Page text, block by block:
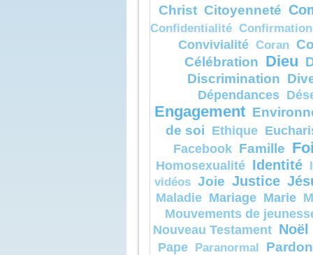
voix disait :
aimé,
en qui je
écoutez-le
Quand ils
les
contre
crainte.
Jésus
toucha et
«
sans
Levant
ils ne
sinon lui,
En
montagne,
Jésus leur
« Ne
personne,
avant
soit
morts. »
Christ Citoyenneté
Confidentialité Confirmation
Convivialité Coran
Célébration Dieu
Discrimination
Dépendances
Engagement
de soi Ethique
Facebook Famille
Homosexualité Identité
vidéos Joie Justice
Maladie Mariage Marie
Mouvements de
Nouveau Testament Noël
Pape Paranormal Pardon